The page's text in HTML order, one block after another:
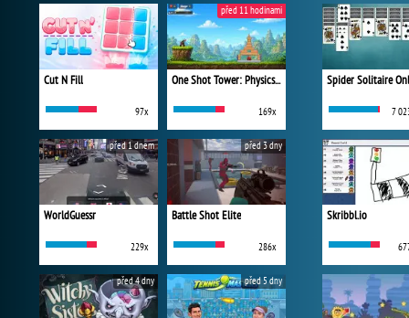
Cut N Fill
97x
One Shot Tower: Physics Destroyer
169x
před 11 hodinami
WorldGuessr
229x
před 1 dnem
Battle Shot Elite
286x
před 3 dny
před 4 dny před 5 dny
Spider Solitaire
7
Skribbl.io